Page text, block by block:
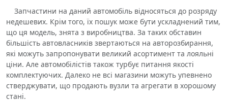
Запчастини на даний автомобіль відносяться до розряду
недешевих. Крім того, їх пошук може бути ускладнений тим,
що ця модель, знята з виробництва. За таких обставин
більшість автовласників звертаються на авторозбирання,
які можуть запропонувати великий асортимент та лояльні
ціни. Але автомобілістів також турбує питання якості
комплектуючих. Далеко не всі магазини можуть упевнено
стверджувати, що продають вузли та агрегати в хорошому
стані.